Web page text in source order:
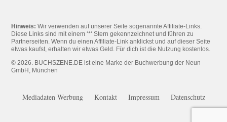
Hinweis: Wir verwenden auf unserer Seite sogenannte Affiliate-Links.
Diese Links sind mit einem ‘*‘ Stern gekennzeichnet und führen zu
Partnerseiten. Wenn du einen Affiliate-Link anklickst und auf dieser Seite
etwas kaufst, erhalten wir etwas Geld. Für dich ist die Nutzung kostenlos.
© 2026. BUCHSZENE.DE ist eine Marke der Buchwerbung der Neun
GmbH, München
Mediadaten Werbung Kontakt Impressum Datenschutz